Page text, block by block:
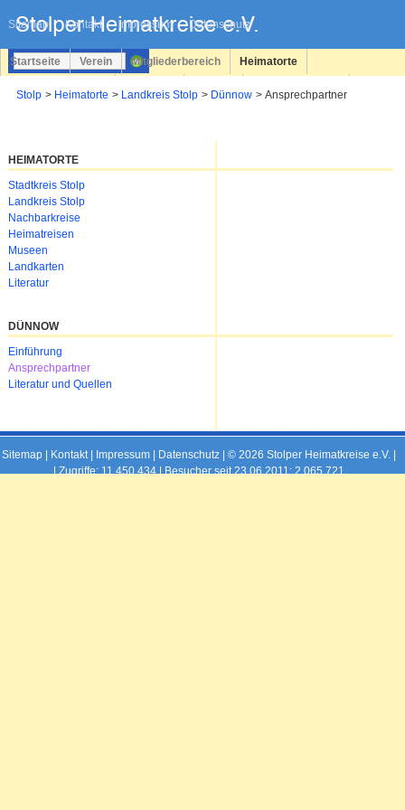
Sitemap Kontakt Impressum Datenschutz
überspringen
Startseite Verein Mitgliederbereich Heimatorte
Stolp Heimatorte Landkreis Stolp Dünnow Ansprechpartner
HEIMATORTE
Navigation
überspringen
Stadtkreis Stolp
Landkreis Stolp
Nachbarkreise
Heimatreisen
Museen
Landkarten
Literatur
DÜNNOW
Navigation
überspringen
Einführung
Ansprechpartner
Literatur und Quellen
Sitemap| Kontakt| Impressum| Datenschutz| © 2026 Stolper Heimatkreise e.V. |
|Zugriffe: 11,450,434 | Besucher seit 23.06.2011: 2,065,721